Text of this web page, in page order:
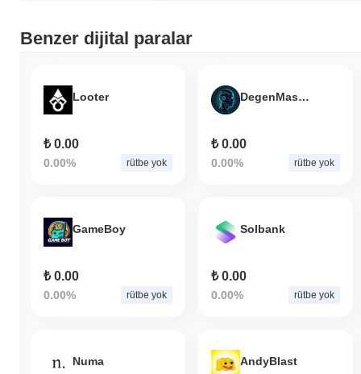
Benzer dijital paralar
Looter
₺ 0.00
0.00% rütbe yok
DegenMasters AI
₺ 0.00
0.00% rütbe yok
GameBoy
₺ 0.00
0.00% rütbe yok
Solbank
₺ 0.00
0.00% rütbe yok
Numa AndyBlast